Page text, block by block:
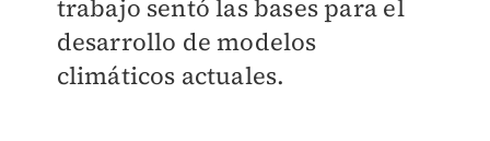
trabajo sentó las bases para el
desarrollo de modelos
climáticos actuales.